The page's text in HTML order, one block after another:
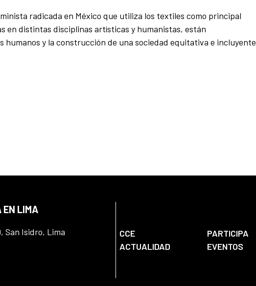
radicada en México que utiliza los textiles como principal
en distintas disciplinas artísticas y humanistas, están
humanos y la construcción de una sociedad equitativa e incluyente
EN LIMA
San Isidro, Lima
CCE PARTICIPA
ACTUALIDAD
EVENTOS